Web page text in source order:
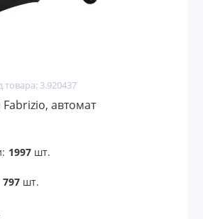
материалов
логотипа
товара: 3.920437
автомат
1997шт.
797шт.